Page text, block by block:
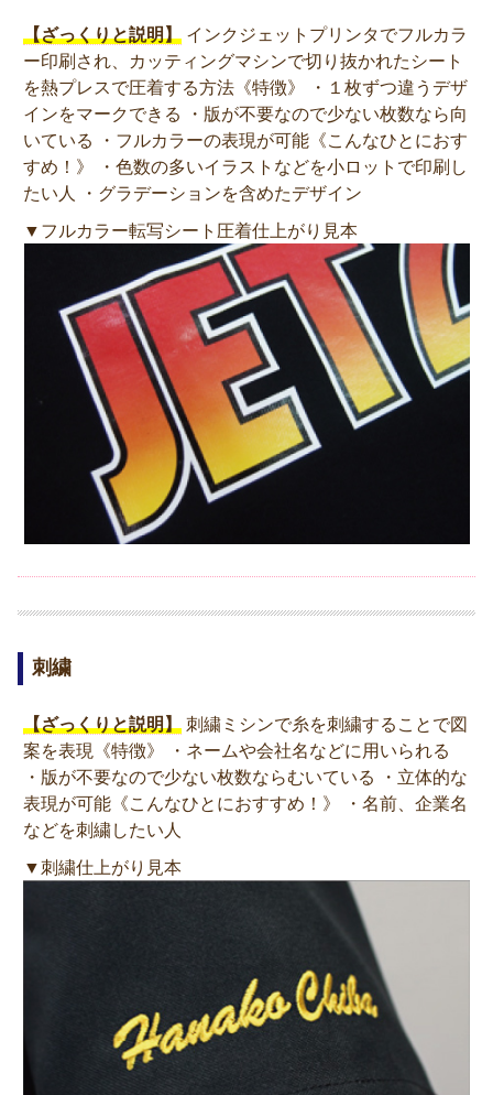
【ざっくりと説明】 インクジェットプリンタでフルカラ
ー印刷され、カッティングマシンで切り抜かれたシート
を熱プレスで圧着する方法《特徴》 ・１枚ずつ違うデザ
インをマークできる ・版が不要なので少ない枚数なら向
いている ・フルカラーの表現が可能《こんなひとにおす
すめ！》 ・色数の多いイラストなどを小ロットで印刷し
たい人 ・グラデーションを含めたデザイン
▼フルカラー転写シート圧着仕上がり見本
刺繍
【ざっくりと説明】 刺繍ミシンで糸を刺繍することで図
案を表現《特徴》 ・ネームや会社名などに用いられる
・版が不要なので少ない枚数ならむいている ・立体的な
表現が可能《こんなひとにおすすめ！》 ・名前、企業名
などを刺繍したい人
▼刺繍仕上がり見本